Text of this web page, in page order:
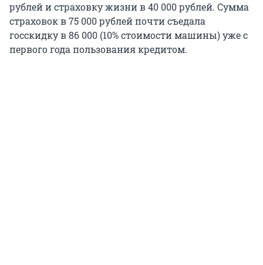
рублей и страховку жизни в 40 000 рублей. Сумма
страховок в 75 000 рублей почти съедала
госскидку в 86 000 (10% стоимости машины) уже с
первого года пользования кредитом.